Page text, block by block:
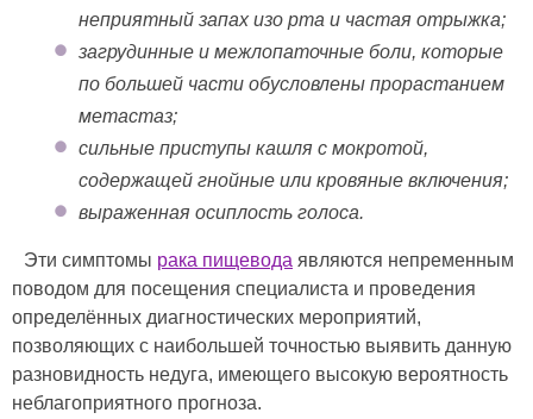
неприятный запах изо рта и частая отрыжка;
загрудинные и межлопаточные боли, которые
по большей части обусловлены прорастанием
метастаз;
сильные приступы кашля с мокротой,
содержащей гнойные или кровяные включения;
выраженная осиплость голоса.
Эти симптомы рака пищевода являются непременным
поводом для посещения специалиста и проведения
определённых диагностических мероприятий,
позволяющих с наибольшей точностью выявить данную
разновидность недуга, имеющего высокую вероятность
неблагоприятного прогноза.